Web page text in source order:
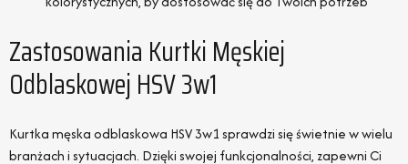
Zastosowania Kurtki Męskiej
Odblaskowej HSV 3w1
Kurtka męska odblaskowa HSV 3w1 sprawdzi się świetnie w wielu
branżach i sytuacjach. Dzięki swojej funkcjonalności, zapewni Ci